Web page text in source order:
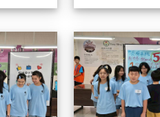
114自治市候選人政